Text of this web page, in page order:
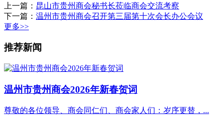
上一篇： 昆山市贵州商会秘书长莅临商会交流考察
下一篇： 温州市贵州商会召开第三届第十次会长办公会议
更多>>
推荐新闻
温州市贵州商会2026年新春贺词
尊敬的各位领导、商会同仁们、商会家人们：岁序更替，...